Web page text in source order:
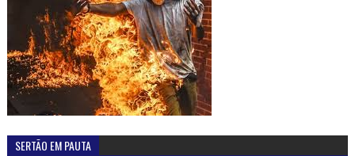
SERTÃO EM PAUTA